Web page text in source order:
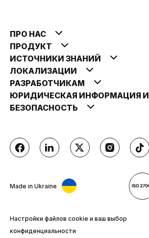
ПРО НАС
ПРОДУКТ
ИСТОЧНИКИ ЗНАНИЙ
ЛОКАЛИЗАЦИИ
РАЗРАБОТЧИКАМ
ЮРИДИЧЕСКАЯ ИНФОРМАЦИЯ И
БЕЗОПАСНОСТЬ
Made in Ukraine
Настройки файлов cookie и ваш выбор
конфиденциальности